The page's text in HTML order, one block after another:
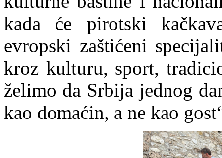
kada će pirotski
evropski zaštićeni
kroz kulturu, sport,
želimo da Srbija jednog
kao domaćin, a ne kao